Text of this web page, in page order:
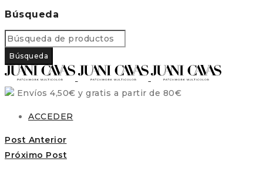
Búsqueda
Envíos 4,50€ y gratis a partir de 80€
ACCEDER
Post Anterior
Próximo Post